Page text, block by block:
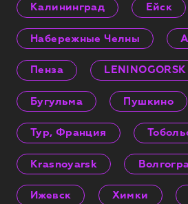
Калининград Ейск
Набережные Челны
Пенза LENINOGORSK
Бугульма Пушкино
Тур, Франция
Krasnoyarsk
Ижевск Химки